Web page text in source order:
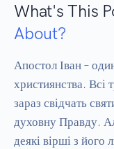
What's This
About?
Апостол Іван –
християнства. Всі
зараз свідчать
духовну Правду.
деякі вірші з його